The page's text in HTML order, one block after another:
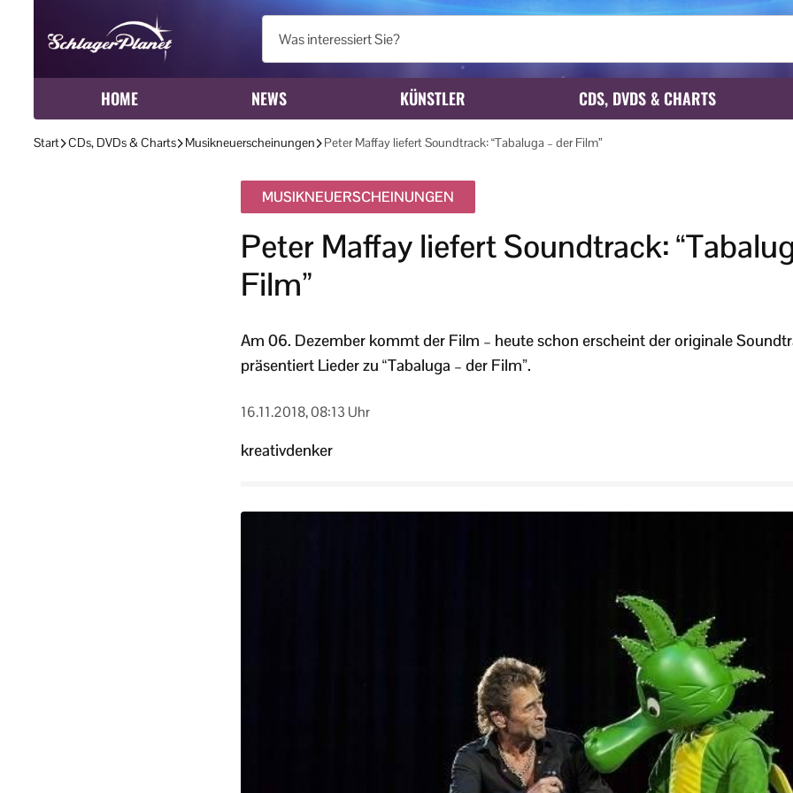
HOME NEWS KÜNSTLER CDS, DVDS & CHARTS
Start CDs, DVDs & Charts Musikneuerscheinungen Peter Maffay liefert Soundtrack: “Tabaluga – der Film”
MUSIKNEUERSCHEINUNGEN
Peter Maffay liefert Soundtrack:
Film”
Am 06. Dezember kommt der Film – heute schon erscheint der originale
präsentiert Lieder zu “Tabaluga – der Film”.
16.11.2018, 08:13 Uhr
kreativdenker